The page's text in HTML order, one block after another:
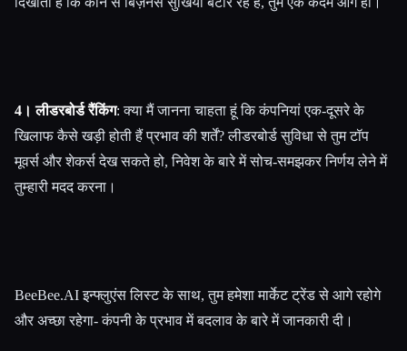
4। लीडरबोर्ड रैंकिंग: क्या मैं जानना चाहता हूं कि कंपनियां एक-दूसरे के
खिलाफ कैसे खड़ी होती हैं प्रभाव की शर्तें? लीडरबोर्ड सुविधा से तुम टॉप
मूवर्स और शेकर्स देख सकते हो, निवेश के बारे में सोच-समझकर निर्णय लेने में
तुम्हारी मदद करना।
BeeBee.AI इन्फ्लुएंस लिस्ट के साथ, तुम हमेशा मार्केट ट्रेंड से आगे रहोगे
और अच्छा रहेगा- कंपनी के प्रभाव में बदलाव के बारे में जानकारी दी।